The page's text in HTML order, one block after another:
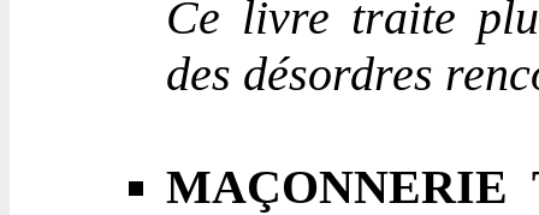
Ce livre traite
des désordres
MAÇONNERIE